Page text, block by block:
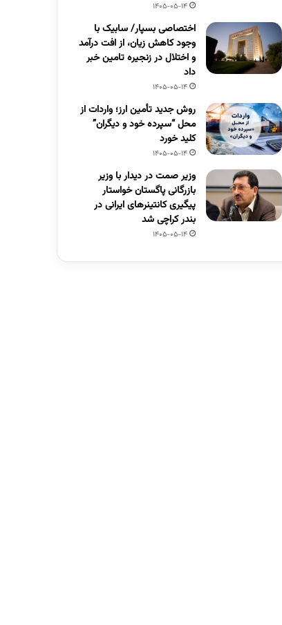
1405-05-14
اختصاصی بسپار/ سابیک با
وجود کاهش زیان، از افت درآمد
و اختلال در زنجیره تامین خبر
داد
1405-05-14
روش جدید تأمین ارز؛ واردات از
محل “سپرده خود و دیگران”
کلید خورد
1405-05-14
وزیر صمت در دیدار با وزیر
بازرگانی پاگستان خواستار
پیگیری کانتینرهای ایرانی در
بندر کراچی شد
1405-05-14